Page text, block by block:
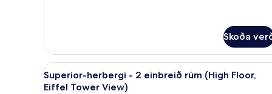
and
sofabed,
Eiffel
Tower
-
einbreið
rúm
-
Skoða
Skoða
allar
Rúmföt af bestu gerð,
4
Superior-herbergi - 2 einbreið rúm (High Floor,
Eiffel Tower View)